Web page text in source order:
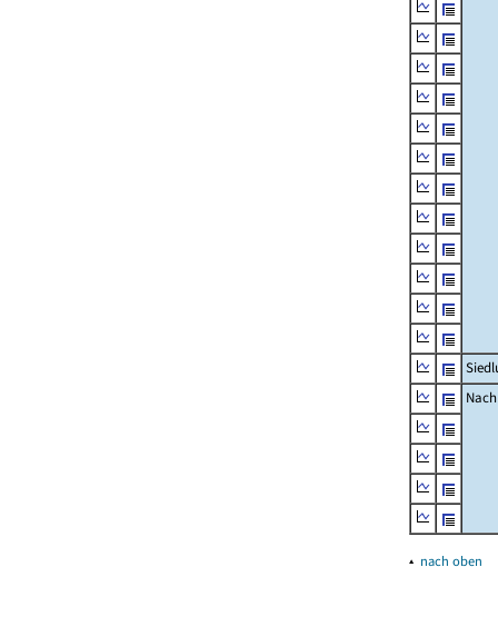
▴ nach oben